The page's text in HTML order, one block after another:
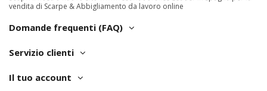
vendita di Scarpe & Abbigliamento da lavoro online
Domande frequenti (FAQ)
Servizio clienti
Il tuo account